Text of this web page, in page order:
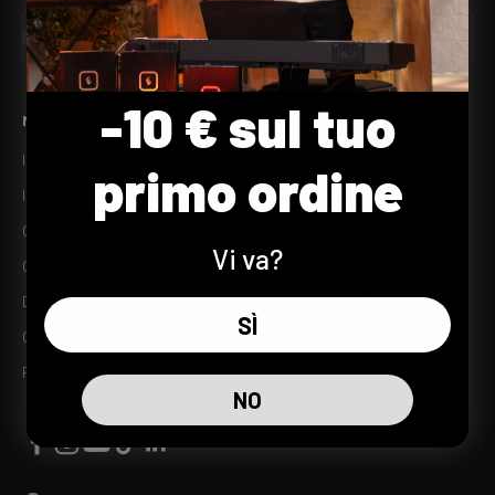
E-mail
Iscriviti
Menu
Il nostro prodotto
I nostri pacchetti
Chi siamo
Comunità
Domande frequenti
Contatti
Punti vendita
Documentazione legale
Condizioni di vendita
Note legali
Informativa sulla privacy
-10 € sul tuo
primo ordine
Vi va?
SÌ
NO